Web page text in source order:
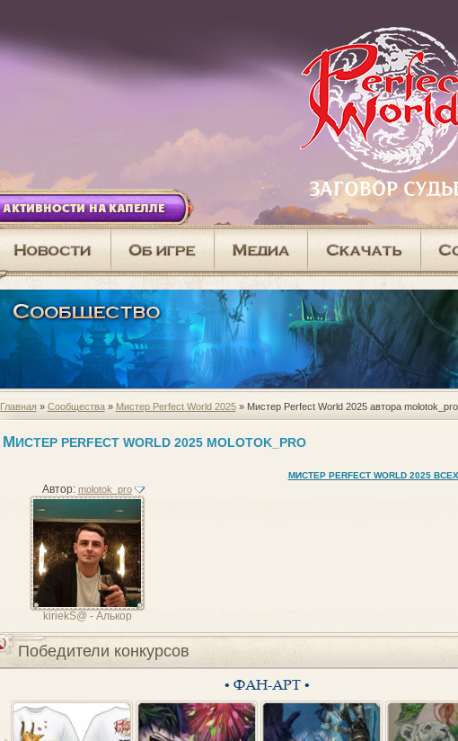
АКТИВНОСТИ НА КАПЕЛЛЕ
Главная » Сообщества » Мистер Perfect World 2025» Мистер Perfect World 2025 автора molotok_pro
МИСТЕР PERFECT WORLD 2025 MOLOTOK_PRO
МИСТЕР PERFECT WORLD 2025
Автор: molotok_pro
kiriekS@ - Алькор
Победители конкурсов
• ФАН-АРТ •